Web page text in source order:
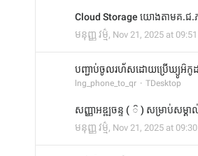
Cloud Storage យោងតាមគ.ជ
មនុញ្ញ វម្ម៌, Nov 21, 2025 at 09:51
បញ្ជាប់ចូលរហ័សដោយប្រើឃ្យូអ៝កូ
lng_phone_to_qr TDesktop
សញ្ញាអឌ្ឍចន្ទ ( ៝ ) សម្រាប់សម្គ
មនុញ្ញ វម្ម៌, Nov 21, 2025 at 09:30